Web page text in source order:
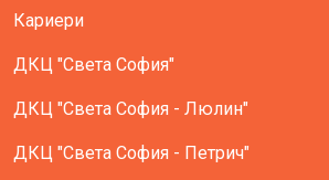
Кариери
ДКЦ "Света София"
ДКЦ "Света София - Люлин"
ДКЦ "Света София - Петрич"